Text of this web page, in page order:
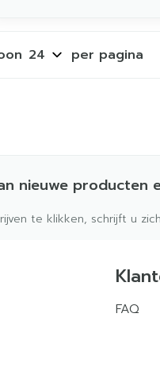
per pagina
nieuwe producten
te klikken, schrijft u
FAQ